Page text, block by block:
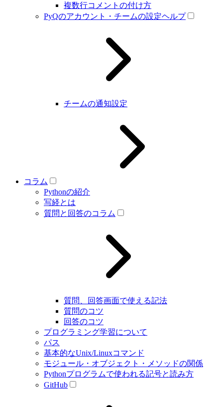
複数行コメントの付け方
PyQのアカウント・チームの設定ヘルプ
チームの通知設定
コラム
Pythonの紹介
写経とは
質問と回答のコラム
質問、回答画面で使える記法
質問のコツ
回答のコツ
プログラミング学習について
パス
基本的なUnix/Linuxコマンド
モジュール・オブジェクト・メソッドの関係
Pythonプログラムで使われる記号と読み方
GitHub